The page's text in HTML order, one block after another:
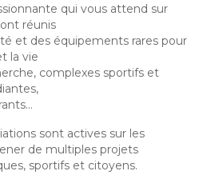
qui vous attend sur
réunis
et des équipements rares pour
la vie
complexes sportifs et
sont actives sur les
de multiples projets
sportifs et citoyens.